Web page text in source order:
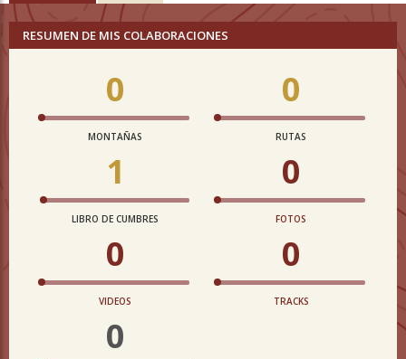
RESUMEN DE MIS COLABORACIONES
0
MONTAÑAS
0
RUTAS
1
LIBRO DE CUMBRES
0
FOTOS
0
VIDEOS
0
TRACKS
0